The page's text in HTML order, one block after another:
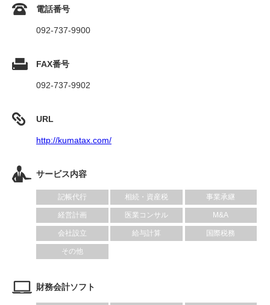
電話番号
092-737-9900
FAX番号
092-737-9902
URL
http://kumatax.com/
サービス内容
記帳代行 相続・資産税 事業承継
経営計画 医業コンサル M&A
会社設立 給与計算 国際税務
その他
財務会計ソフト